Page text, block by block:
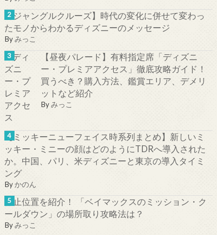
【ジャングルクルーズ】時代の変化に併せて変わっ
たモノからわかるディズニーのメッセージ
Byみっこ
【昼夜パレード】有料指定席「ディズニ
ー・プレミアアクセス」徹底攻略ガイド！
買うべき？購入方法、鑑賞エリア、デメリ
ットなど紹介
Byみっこ
【ミッキーニューフェイス時系列まとめ】新しいミ
ッキー・ミニーの顔はどのようにTDRへ導入された
か。中国、パリ、米ディズニーと東京の導入タイミ
ング
Byかのん
停止位置を紹介！ 「ベイマックスのミッション・ク
ールダウン」の場所取り攻略法は？
Byみっこ